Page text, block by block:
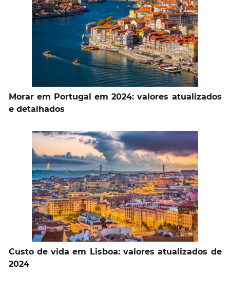
Morar em Portugal em 2024: valores atualizados
e detalhados
Custo de vida em Lisboa: valores atualizados de
2024